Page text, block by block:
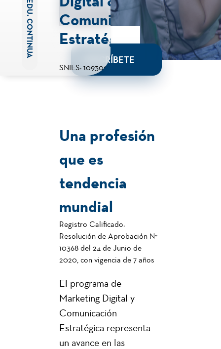
Comunicación
Estratégica
SNIES: 109300
INSCRÍBETE
Una profesión
que es
tendencia
mundial
Registro Calificado:
Resolución de Aprobación N°
10368 del 24 de Junio de
2020, con vigencia de 7 años
El programa de
Marketing Digital y
Comunicación
Estratégica representa
un avance en las
EDU. CONTINUA